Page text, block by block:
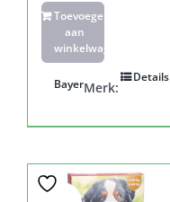
Toevoegen
aan
winkelwagen
Details
Merk:
Bayer